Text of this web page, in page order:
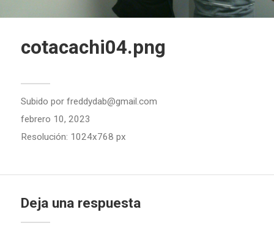
cotacachi04.png
Subido por freddydab@gmail.com
febrero 10, 2023
Resolución: 1024x768 px
Deja una respuesta